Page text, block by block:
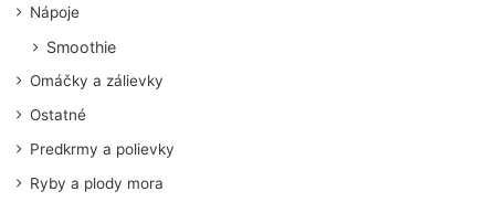
Nápoje
Smoothie
Omáčky a zálievky
Ostatné
Predkrmy a polievky
Ryby a plody mora